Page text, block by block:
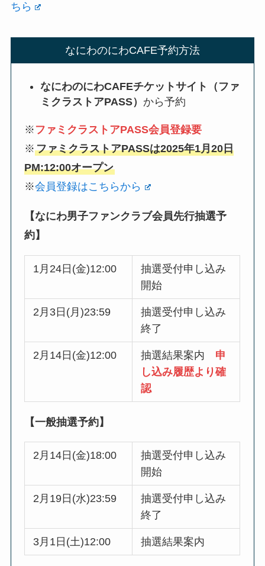
ちら
なにわのにわCAFE予約方法
なにわのにわCAFEチケットサイト（ファ
ミクラストアPASS） から予約
※ ファミクラストアPASS会員登録要
※ファミクラストアPASSは2025年1月20日
PM:12:00オープン
※会員登録はこちらから
【なにわ男子ファンクラブ会員先行抽選予
約】
1月24日(金)12:00
抽選受付申し込み
開始
2月3日(月)23:59
抽選受付申し込み
終了
2月14日(金)12:00 抽選結果案内 申
し込み履歴より確
認
【一般抽選予約】
2月14日(金)18:00
抽選受付申し込み
開始
2月19日(水)23:59
抽選受付申し込み
終了
3月1日(土)12:00 抽選結果案内